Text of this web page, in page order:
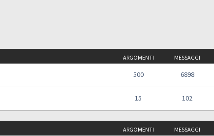
ARGOMENTI MESSAGGI
500 6898
15 102
ARGOMENTI MESSAGGI